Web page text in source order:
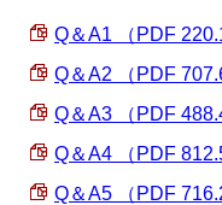
Q＆A1 （PDF
Q＆A2 （PDF
Q＆A3 （PDF
Q＆A4 （PDF
Q＆A5 （PDF